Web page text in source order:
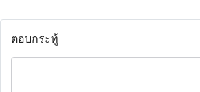
ตอบกระทู้